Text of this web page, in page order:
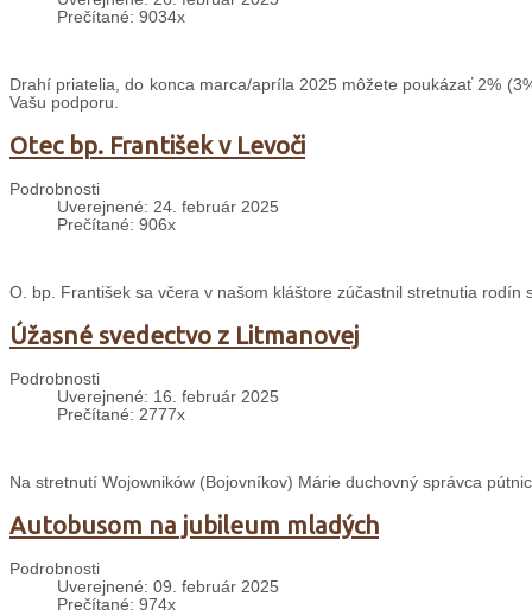
Prečítané: 9034x
Drahí priatelia, do konca marca/apríla 2025 môžete poukázať 2%
Vašu podporu.
Otec bp. František v Levoči
Podrobnosti
Uverejnené: 24. február 2025
Prečítané: 906x
O. bp. František sa včera v našom kláštore zúčastnil stretnutia rodín
Úžasné svedectvo z Litmanovej
Podrobnosti
Uverejnené: 16. február 2025
Prečítané: 2777x
Na stretnutí Wojowników (Bojovníkov) Márie duchovný správca
Autobusom na jubileum mladých
Podrobnosti
Uverejnené: 09. február 2025
Prečítané: 974x